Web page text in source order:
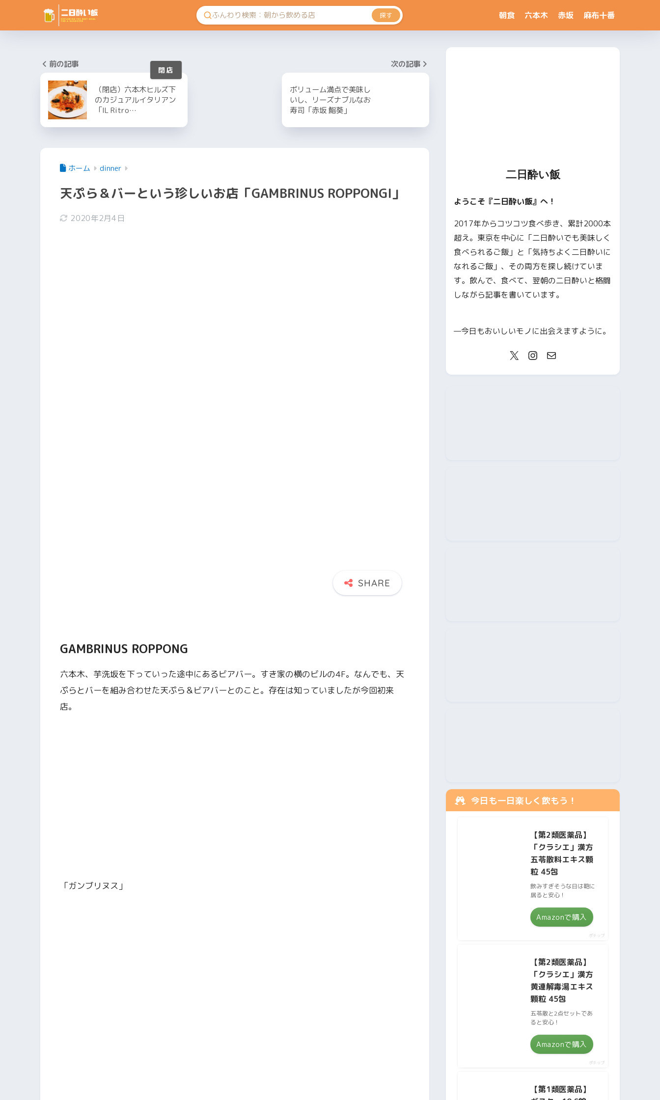
探す 朝食 六本木 赤坂 麻布十番
前の記事
（閉店）六本木ヒルズ下
のカジュアルイタリアン
「IL Ritro…
次の記事
ボリューム満点で美味し
いし、リーズナブルなお
寿司「赤坂 鮨葵」
ホーム dinner
天ぷら＆バーという珍しいお店「GAMBRINUS ROPPONGI」
2020年2月4日
GAMBRINUS ROPPONG
六本木、芋洗坂を下っていった途中にあるビアバー。すき家の横のビルの4F。なんでも、天
ぷらとバーを組み合わせた天ぷら＆ビアバーとのこと。存在は知っていましたが今回初来
店。
「ガンブリヌス」
二日酔い飯
ようこそ『二日酔い飯』へ！
2017年からコツコツ食べ歩き、累計2000本
超え。東京を中心に「二日酔いでも美味しく
食べられるご飯」と「気持ちよく二日酔いに
なれるご飯」、その両方を探し続けていま
す。飲んで、食べて、翌朝の二日酔いと格闘
しながら記事を書いています。
—今日もおいしいモノに出会えますように。
今日も一日楽しく飲もう！
【第2類医薬品】
「クラシエ」漢方
五苓散料エキス顆
粒 45包
飲みすぎそうな日は鞄に
居ると安心！
Amazonで購入
ポチップ
【第2類医薬品】
「クラシエ」漢方
黄連解毒湯エキス
顆粒 45包
五苓散と2点セットであ
ると安心！
Amazonで購入
ポチップ
【第1類医薬品】